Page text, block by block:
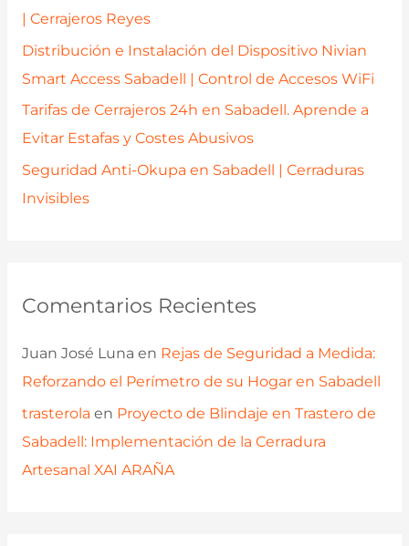
| Cerrajeros Reyes
Distribución e Instalación del Dispositivo Nivian
Smart Access Sabadell | Control de Accesos WiFi
Tarifas de Cerrajeros 24h en Sabadell. Aprende a
Evitar Estafas y Costes Abusivos
Seguridad Anti-Okupa en Sabadell | Cerraduras
Invisibles
Comentarios Recientes
Juan José Luna en Rejas de Seguridad a Medida:
Reforzando el Perímetro de su Hogar en Sabadell
trasterola en Proyecto de Blindaje en Trastero de
Sabadell: Implementación de la Cerradura
Artesanal XAI ARAÑA